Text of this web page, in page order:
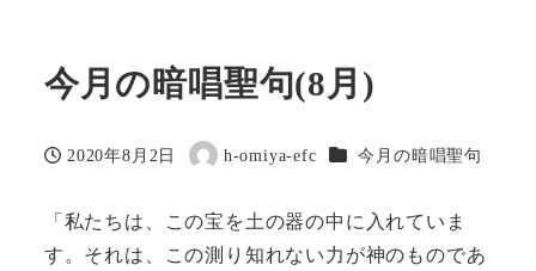
今月の暗唱聖句(8月)
投稿日
2020年8月2日
著
h-omiya-efc カテゴリー
今月の暗唱聖句
「私たちは、この宝を土の器の中に入れていま
す。それは、この測り知れない力が神のものであ